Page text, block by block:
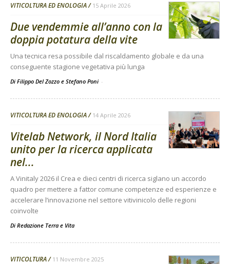
VITICOLTURA ED ENOLOGIA 15 Aprile 2026
Due vendemmie all’anno con la
doppia potatura della vite
Una tecnica resa possibile dal riscaldamento globale e da una
conseguente stagione vegetativa più lunga
Di Filippo Del Zozzo e Stefano Poni -
VITICOLTURA ED ENOLOGIA 14 Aprile 2026
Vitelab Network, il Nord Italia
unito per la ricerca applicata
nel...
A Vinitaly 2026 il Crea e dieci centri di ricerca siglano un accordo
quadro per mettere a fattor comune competenze ed esperienze e
accelerare l’innovazione nel settore vitivinicolo delle regioni
coinvolte
Di Redazione Terra e Vita
VITICOLTURA 11 Novembre 2025